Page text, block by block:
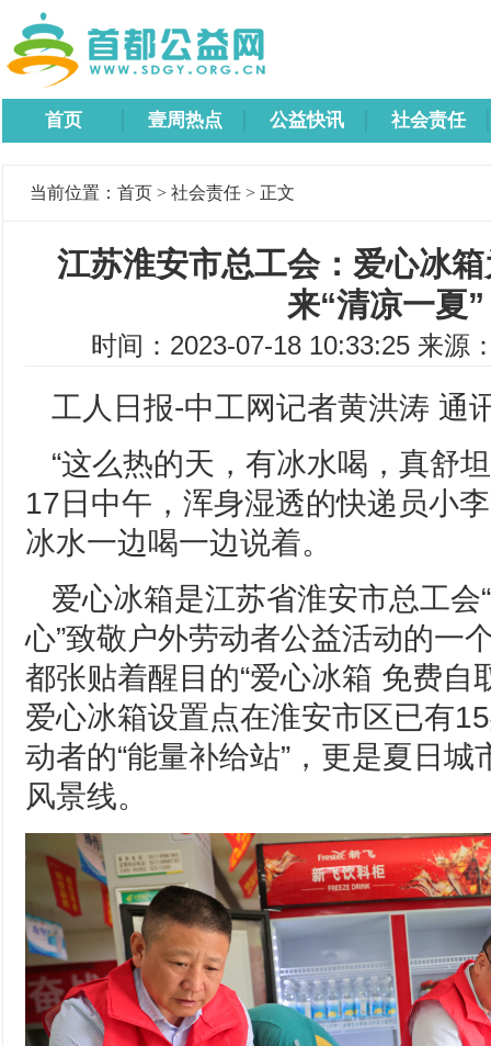
首页 壹周热点 公益快讯 社会责任
当前位置： 首页 > 社会责任 > 正文
江苏淮安市总工会：爱心冰
来“清凉一夏”
时间：2023-07-18 10:33:25 来源
工人日报-中工网记者黄洪涛 通
“这么热的天，有冰水喝，真舒
17日中午，浑身湿透的快递员小
冰水一边喝一边说着。
爱心冰箱是江苏省淮安市总工会
心”致敬户外劳动者公益活动的一
都张贴着醒目的“爱心冰箱 免费自
爱心冰箱设置点在淮安市区已有
动者的“能量补给站”，更是夏日
风景线。